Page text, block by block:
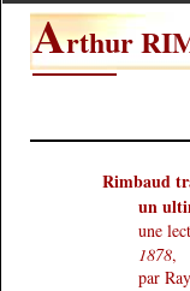
Arthur
Rimbaud
un
une
1878,
par